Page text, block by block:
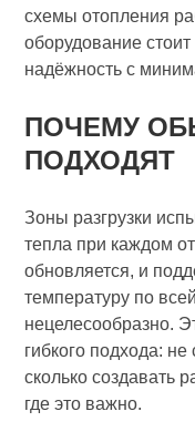
схемы отопления
оборудование
надёжность с
ПОЧЕМУ
ПОДХОДЯТ
Зоны разгрузки
тепла при каждом
обновляется, и
температуру по
нецелесообразно.
гибкого подхода:
сколько создавать
где это важно.